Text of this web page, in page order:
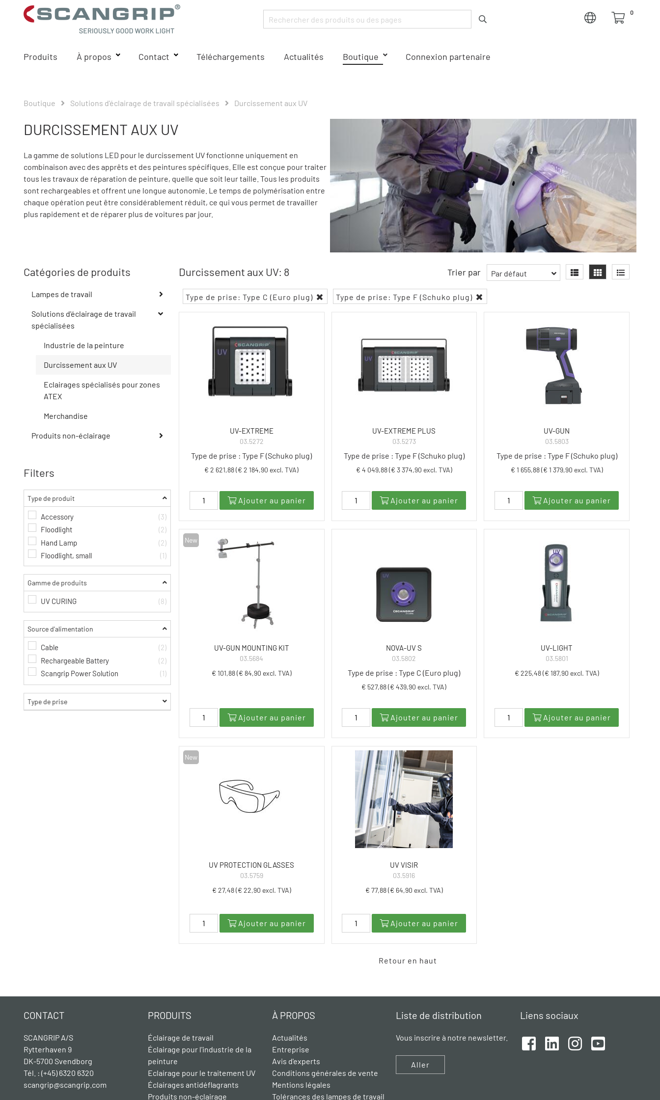
0
Produits À propos Contact Téléchargements Actualités Boutique Connexion partenaire
Boutique Solutions d'éclairage de travail spécialisées Durcissement aux UV
DURCISSEMENT AUX UV
La gamme de solutions LED pour le durcissement UV fonctionne uniquement en
combinaison avec des apprêts et des peintures spécifiques. Elle est conçue pour traiter
tous les travaux de réparation de peinture, quelle que soit leur taille. Tous les produits
sont rechargeables et offrent une longue autonomie. Le temps de polymérisation entre
chaque opération peut être considérablement réduit, ce qui vous permet de travailler
plus rapidement et de réparer plus de voitures par jour.
Catégories de produits
Lampes de travail
Solutions d'éclairage de travail
spécialisées
Industrie de la peinture
Durcissement aux UV
Eclairages spécialisés pour zones
ATEX
Merchandise
Produits non-éclairage
Filters
Type de produit
Accessory
(3)
Floodlight
(2)
Hand Lamp
(2)
Floodlight, small
(1)
Gamme de produits
UV CURING (8)
Source d'alimentation
Cable
(2)
Rechargeable Battery
(2)
Scangrip Power Solution
(1)
Type de prise
Durcissement aux UV: 8 Trier par Par défaut
Type de prise: Type C (Euro plug) Type de prise: Type F (Schuko plug)
UV-EXTREME
03.5272
Type de prise : Type F (Schuko plug)
€ 2 621,88 (€ 2 184,90 excl. TVA)
Ajouter au panier
UV-EXTREME PLUS
03.5273
Type de prise : Type F (Schuko plug)
€ 4 049,88 (€ 3 374,90 excl. TVA)
Ajouter au panier
UV-GUN
03.5803
Type de prise : Type F (Schuko plug)
€ 1 655,88 (€ 1 379,90 excl. TVA)
Ajouter au panier
New
UV-GUN MOUNTING KIT
03.5684
€ 101,88 (€ 84,90 excl. TVA)
Ajouter au panier
NOVA-UV S
03.5802
Type de prise : Type C (Euro plug)
€ 527,88 (€ 439,90 excl. TVA)
Ajouter au panier
UV-LIGHT
03.5801
€ 225,48 (€ 187,90 excl. TVA)
Ajouter au panier
New
UV PROTECTION GLASSES
03.5759
€ 27,48 (€ 22,90 excl. TVA)
Ajouter au panier
UV VISIR
03.5916
€ 77,88 (€ 64,90 excl. TVA)
Ajouter au panier
Retour en haut
CONTACT
SCANGRIP A/S
Rytterhaven 9
DK-5700 Svendborg
Tél. : (+45) 6320 6320
scangrip@scangrip.com
PRODUITS
Éclairage de travail
Éclairage pour l'industrie de la
peinture
Eclairage pour le traitement UV
Éclairages antidéflagrants
Produits non-éclairage
À PROPOS
Actualités
Entreprise
Avis d'experts
Conditions générales de vente
Mentions légales
Tolérances des lampes de travail
Liste de distribution
Vous inscrire à notre newsletter.
Aller
Liens sociaux